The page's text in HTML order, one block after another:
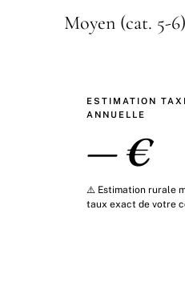
ESTIMATION
ANNUELLE
— €
⚠️ Estimation rurale
taux exact de votre